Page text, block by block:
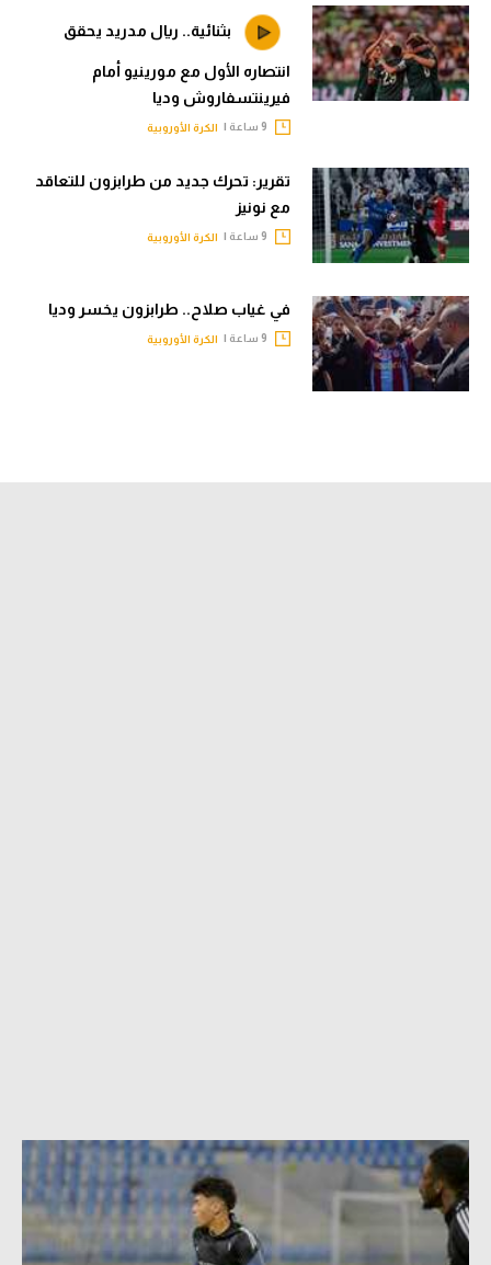
بثنائية.. ريال مدريد يحقق
انتصاره الأول مع مورينيو أمام
فيرينتسفاروش وديا
الكرة الأوروبية
تقرير: تحرك جديد من طرابزون للتعاقد
مع نونيز
الكرة الأوروبية
في غياب صلاح.. طرابزون يخسر وديا
الكرة الأوروبية